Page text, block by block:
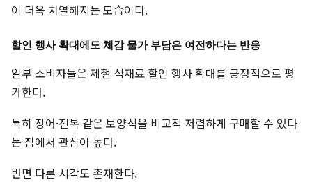
이 더욱 치열해지는 모습이다.
할인 행사 확대에도 체감 물가 부담은 여전하다는 반응
일부 소비자들은 제철 식재료 할인 행사 확대를 긍정적으로 평
가한다.
특히 장어·전복 같은 보양식을 비교적 저렴하게 구매할 수 있다
는 점에서 관심이 높다.
반면 다른 시각도 존재한다.